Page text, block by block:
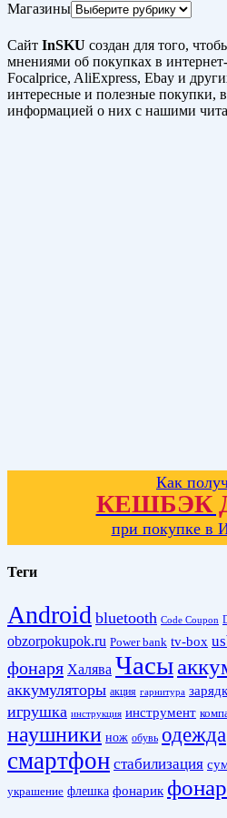
Магазины
Сайт InSKU создан для того,
мнениями об покупках в
Focalprice, AliExpress, Ebay и
интересные и полезные покупки,
информацией о них с нашими
Как
КЕШБЭК
при покупке в
Теги
Android bluetooth Code Coupon
obzorpokupok.ru Power bank tv-box
фонаря Халява Часы
аккумуляторы акция гарнитура
игрушка инструкция инструмент
наушники нож обувь одежда
смартфон стабилизация
украшение флешка фонарик